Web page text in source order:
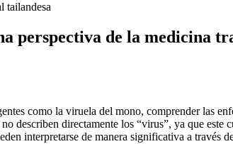
tailandesa
perspectiva de la medicina
como la viruela del mono, comprender las
describen directamente los “virus”, ya que este
interpretarse de manera significativa a través